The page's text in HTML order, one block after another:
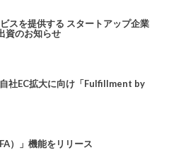
スを提供する スタートアップ企業
資のお知らせ
社EC拡大に向け「Fulfillment by
）」機能をリリース